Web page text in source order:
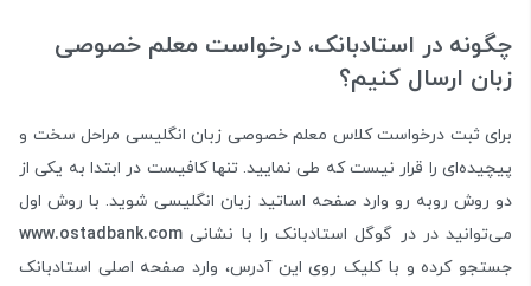
چگونه در استادبانک، درخواست معلم خصوصی
زبان ارسال کنیم؟
برای ثبت درخواست کلاس معلم خصوصی زبان انگلیسی مراحل سخت و
پیچیده‌ای را قرار نیست که طی نمایید. تنها کافیست در ابتدا به یکی از
دو روش روبه رو وارد صفحه اساتید زبان انگلیسی شوید. با روش اول
می‌توانید در در گوگل استادبانک را با نشانی www.ostadbank.com
جستجو کرده و با کلیک روی این آدرس، وارد صفحه اصلی استادبانک